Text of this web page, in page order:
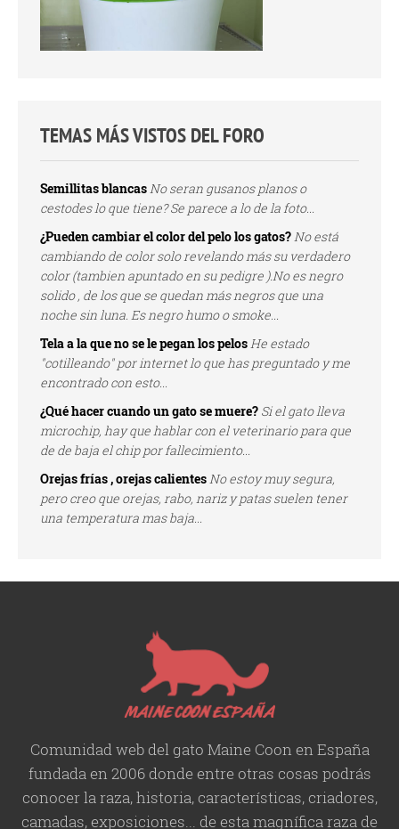
TEMAS MÁS VISTOS DEL FORO
Semillitas blancasNo seran gusanos planos o
cestodes lo que tiene? Se parece a lo de la foto...
¿Pueden cambiar el color del pelo los gatos?No está
cambiando de color solo revelando más su verdadero
color (tambien apuntado en su pedigre ).No es negro
solido , de los que se quedan más negros que una
noche sin luna. Es negro humo o smoke...
Tela a la que no se le pegan los pelosHe estado
"cotilleando" por internet lo que has preguntado y me
encontrado con esto...
¿Qué hacer cuando un gato se muere? Si el gato lleva
microchip, hay que hablar con el veterinario para que
de de baja el chip por fallecimiento...
Orejas frías , orejas calientesNo estoy muy segura,
pero creo que orejas, rabo, nariz y patas suelen tener
una temperatura mas baja...
Comunidad web del gato Maine Coon en España
fundada en 2006 donde entre otras cosas podrás
conocer la raza, historia,características, criadores,
camadas, exposiciones... de esta magnífica raza de